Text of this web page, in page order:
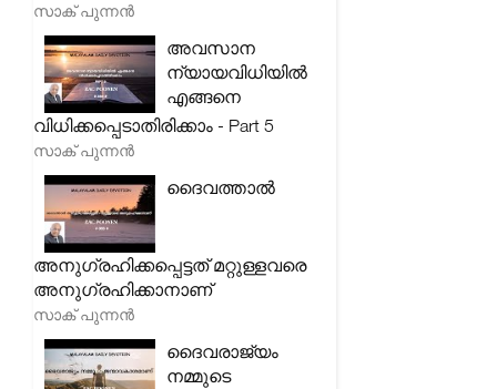
സാക് പുന്നൻ
അവസാന
ന്യായവിധിയിൽ
എങ്ങനെ
വിധിക്കപ്പെടാതിരിക്കാം - Part 5
സാക് പുന്നൻ
ദൈവത്താൽ
അനുഗ്രഹിക്കപ്പെട്ടത് മറ്റുള്ളവരെ
അനുഗ്രഹിക്കാനാണ്
സാക് പുന്നൻ
ദൈവരാജ്യം
നമ്മുടെ